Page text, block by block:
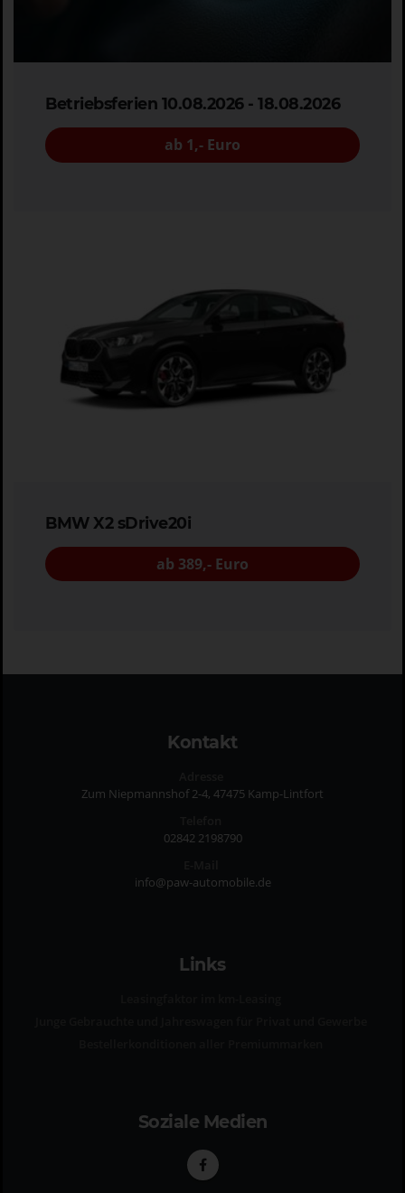
Betriebsferien 10.08.2026 - 18.08.2026
ab 1,- Euro
BMW X2 sDrive20i
ab 389,- Euro
Kontakt
Zum Niepmannshof 2-4, 47475 Kamp-Lintfort
02842 2198790
info@paw-automobile.de
Links
Soziale Medien